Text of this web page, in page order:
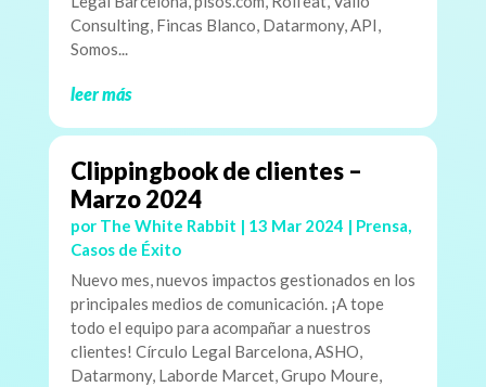
Consulting, Fincas Blanco, Datarmony, API,
Somos...
leer más
Clippingbook de clientes –
Marzo 2024
por The White Rabbit | 13 Mar 2024 | Prensa,
Casos de Éxito
Nuevo mes, nuevos impactos gestionados en los
principales medios de comunicación. ¡A tope
todo el equipo para acompañar a nuestros
clientes! Círculo Legal Barcelona, ASHO,
Datarmony, Laborde Marcet, Grupo Moure,